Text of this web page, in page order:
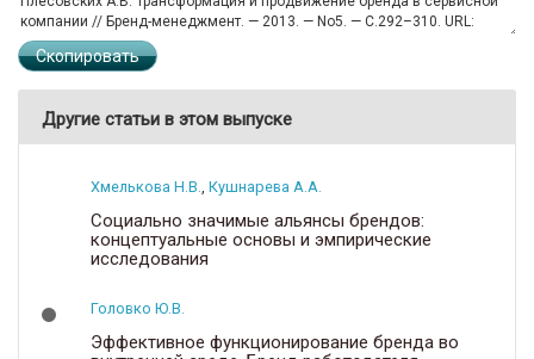
Скопировать
Другие статьи в этом выпуске
Хмелькова Н.В. Кушнарева А.А.
Социально значимые альянсы брендов:
концептуальные основы и эмпирические
исследования
Головко Ю.В.
Эффективное функционирование бренда во